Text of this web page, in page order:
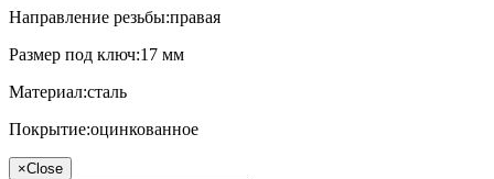
Направление резьбы:правая
Размер под ключ:17 мм
Материал:сталь
Покрытие:оцинкованное
×Close